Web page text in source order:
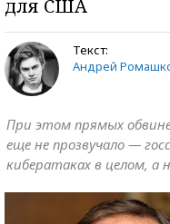
для США
Текст:
Андрей
При этом прямых
еще не прозвучало —
кибератаках в целом, а